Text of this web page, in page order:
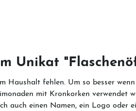
Unikat
Haushalt fehlen. Um so besser
mit Kronkorken verwendet
auch einen Namen, ein Logo oder